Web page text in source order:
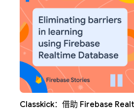
Classkick：借助 Firebase